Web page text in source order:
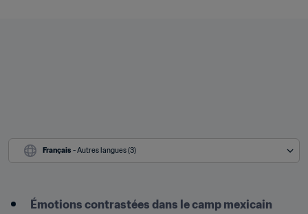
Français - Autres langues (3)
Émotions contrastées dans le camp mexicain